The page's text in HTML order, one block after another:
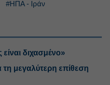
#ΗΠΑ - Ιράν
διχασμένο»
μεγαλύτερη επίθεση